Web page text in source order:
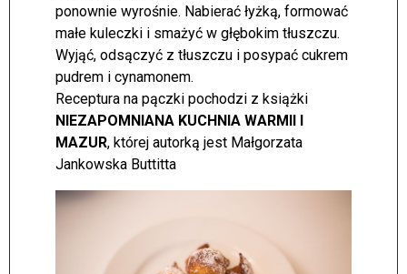
ponownie wyrośnie. Nabierać łyżką, formować
małe kuleczki i smażyć w głębokim tłuszczu.
Wyjąć, odsączyć z tłuszczu i posypać cukrem
pudrem i cynamonem.
Receptura na pączki pochodzi z książki
NIEZAPOMNIANA KUCHNIA WARMII I
MAZUR, której autorką jest Małgorzata
Jankowska Buttitta